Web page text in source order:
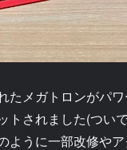
たメガトロンがパ
トされました(つい
ように一部改修や